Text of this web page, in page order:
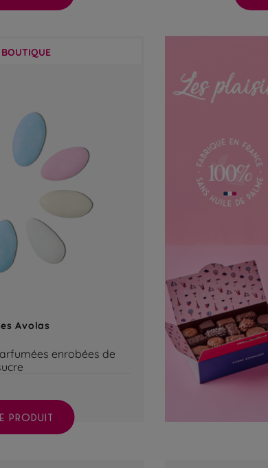
Avolas
enrobées de
PRODUIT